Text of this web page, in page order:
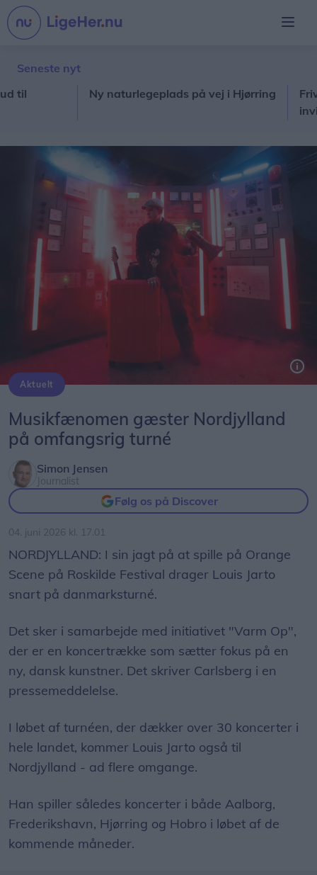
Seneste nyt
Ny naturlegeplads på vej i Hjørring
Aktuelt
Musikfænomen gæster Nordjylland
på omfangsrig turné
Simon Jensen
Journalist
Følg os på Discover
04. juni 2026 kl. 17.01
NORDJYLLAND: I sin jagt på at spille på Orange
Scene på Roskilde Festival drager Louis Jarto
snart på danmarksturné.
Det sker i samarbejde med initiativet "Varm Op",
der er en koncertrække som sætter fokus på en
ny, dansk kunstner. Det skriver Carlsberg i en
pressemeddelelse.
I løbet af turnéen, der dækker over 30 koncerter i
hele landet, kommer Louis Jarto også til
Nordjylland - ad flere omgange.
Han spiller således koncerter i både Aalborg,
Frederikshavn, Hjørring og Hobro i løbet af de
kommende måneder.